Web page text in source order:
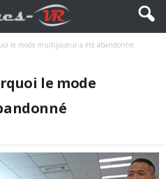
le mode multijoueur a été abandonné
le mode